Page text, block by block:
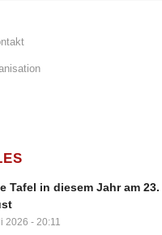
Tafel in diesem Jahr am 23.
2026 - 20:11